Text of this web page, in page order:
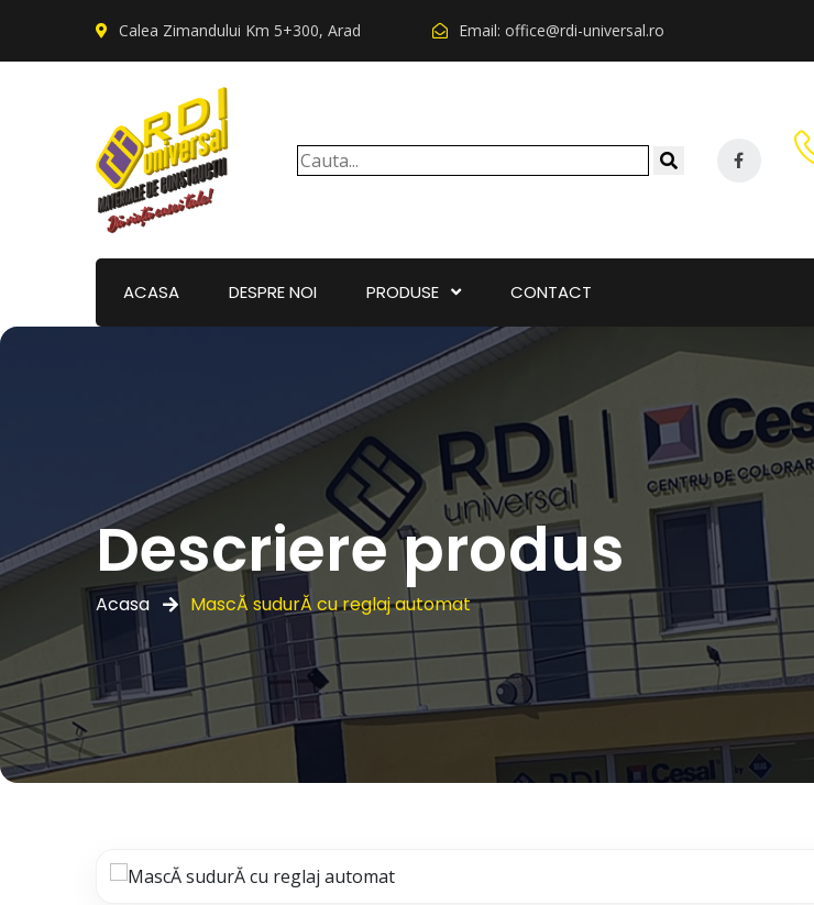
Calea Zimandului Km 5+300, Arad Email: office@rdi-universal.ro
ACASA DESPRE NOI PRODUSE CONTACT
Descriere produs
Acasa MascĂ sudurĂ cu reglaj automat